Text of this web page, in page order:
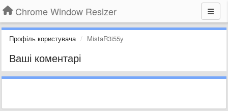
Chrome Window Resizer
Профіль користувача MistaR3i55y
Ваші коментарі